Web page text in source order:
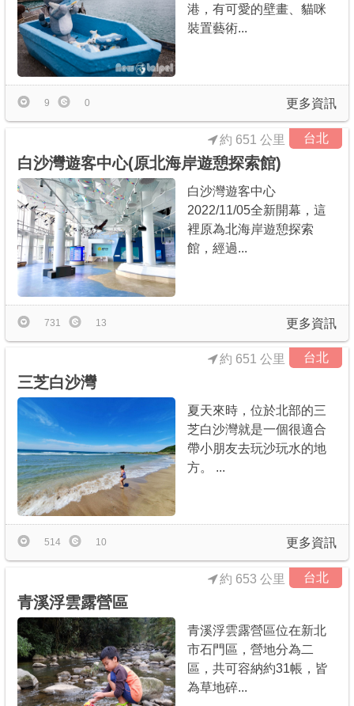
港，有可愛的壁畫、貓咪
裝置藝術...
更多資訊
9 0
台北
約 651 公里
白沙灣遊客中心(原北海岸遊憩探索館)
白沙灣遊客中心
2022/11/05全新開幕，這
裡原為北海岸遊憩探索
館，經過...
更多資訊
731 13
台北
約 651 公里
三芝白沙灣
夏天來時，位於北部的三
芝白沙灣就是一個很適合
帶小朋友去玩沙玩水的地
方。 ...
更多資訊
514 10
台北
約 653 公里
青溪浮雲露營區
青溪浮雲露營區位在新北
市石門區，營地分為二
區，共可容納約31帳，皆
為草地碎...